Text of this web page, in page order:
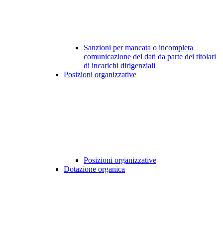
Sanzioni per mancata o incompleta
comunicazione dei dati da parte dei titolari
di incarichi dirigenziali
Posizioni organizzative
Posizioni organizzative
Dotazione organica